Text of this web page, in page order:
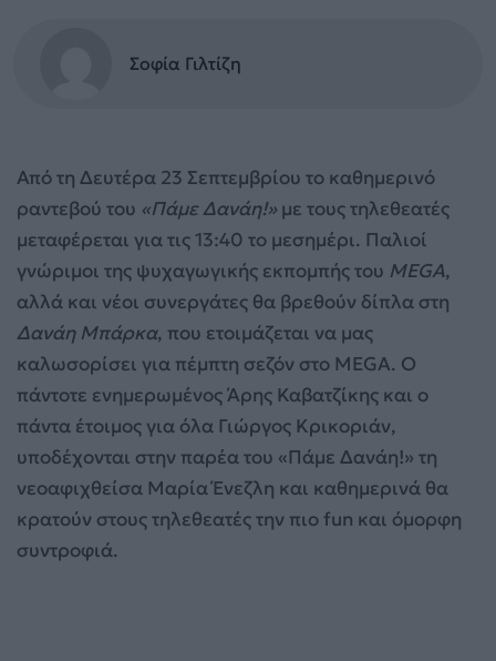
Σοφία Γιλτίζη
Από τη Δευτέρα 23 Σεπτεμβρίου το καθημερινό
ραντεβού του «Πάμε Δανάη!» με τους τηλεθεατές
μεταφέρεται για τις 13:40 το μεσημέρι. Παλιοί
γνώριμοι της ψυχαγωγικής εκπομπής του MEGA,
αλλά και νέοι συνεργάτες θα βρεθούν δίπλα στη
Δανάη Μπάρκα, που ετοιμάζεται να μας
καλωσορίσει για πέμπτη σεζόν στο MEGA. Ο
πάντοτε ενημερωμένος Άρης Καβατζίκης και ο
πάντα έτοιμος για όλα Γιώργος Κρικοριάν,
υποδέχονται στην παρέα του «Πάμε Δανάη!» τη
νεοαφιχθείσα Μαρία Ένεζλη και καθημερινά θα
κρατούν στους τηλεθεατές την πιο fun και όμορφη
συντροφιά.